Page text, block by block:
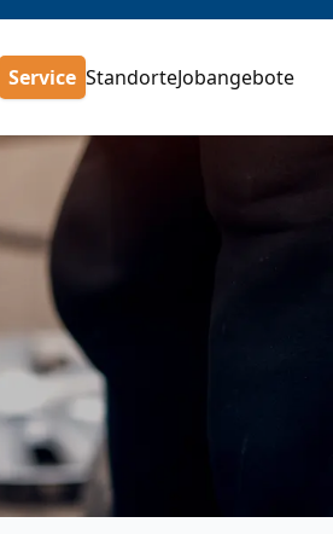
Service StandorteJobangebote